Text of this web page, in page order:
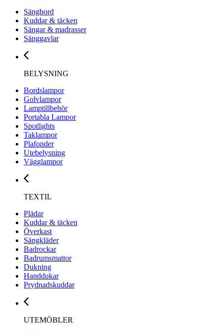
Sängbord
Kuddar & täcken
Sängar & madrasser
Sänggavlar
BELYSNING
Bordslampor
Golvlampor
Lamptillbehör
Portabla Lampor
Spotlights
Taklampor
Plafonder
Utebelysning
Vägglampor
TEXTIL
Plädar
Kuddar & täcken
Överkast
Sängkläder
Badrockar
Badrumsmattor
Dukning
Handdukar
Prydnadskuddar
UTEMÖBLER